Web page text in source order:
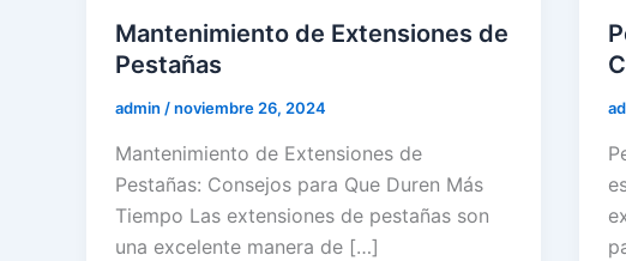
Mantenimiento de Extensiones de
Pestañas
admin /noviembre 26, 2024
Mantenimiento de Extensiones de
Pestañas: Consejos para Que Duren Más
Tiempo Las extensiones de pestañas son
una excelente manera de […]